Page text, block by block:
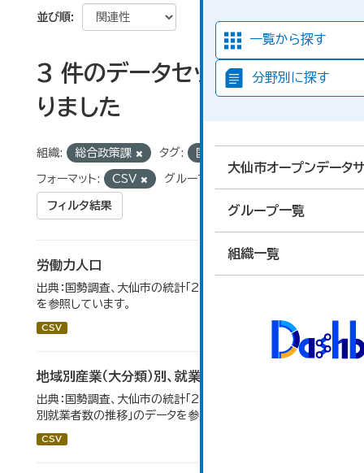
一覧から探す
分野別に探す
大仙市オープンデータ
グループ一覧
組織一覧
並び順
3 件のデータセットが見つか
りました
組織: 総合政策課 タグ: 国勢調査
フォーマット: CSV グループ:
フィルタ結果
労働力人口
出典：国勢調査、大仙市の統計「2-6 労働力人口」のデータ
を参照しています。
CSV
地域別産業（大分類）別、就業者数
出典：国勢調査、大仙市の統計「2-8 地域別産業（大分類）
別就業者数の推移」のデータを参照しています。
CSV